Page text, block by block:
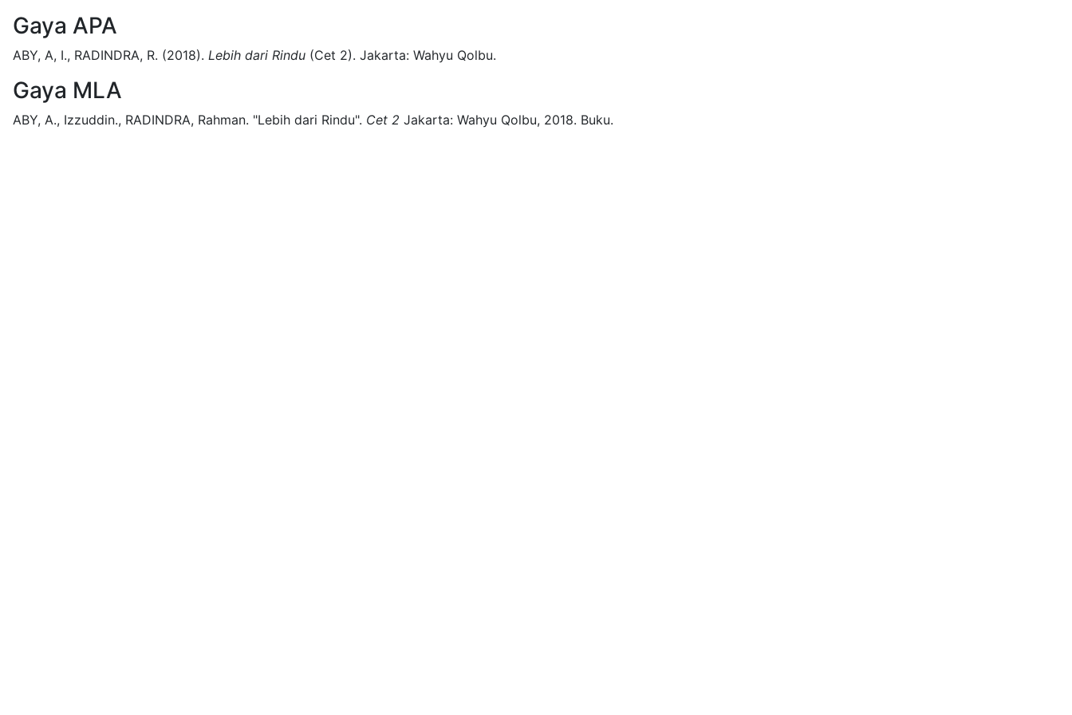
Gaya APA
ABY, A, I., RADINDRA, R. (2018). Lebih dari Rindu (Cet 2). Jakarta: Wahyu Qolbu.
Gaya MLA
ABY, A., Izzuddin., RADINDRA, Rahman. "Lebih dari Rindu". Cet 2 Jakarta: Wahyu Qolbu, 2018. Buku.